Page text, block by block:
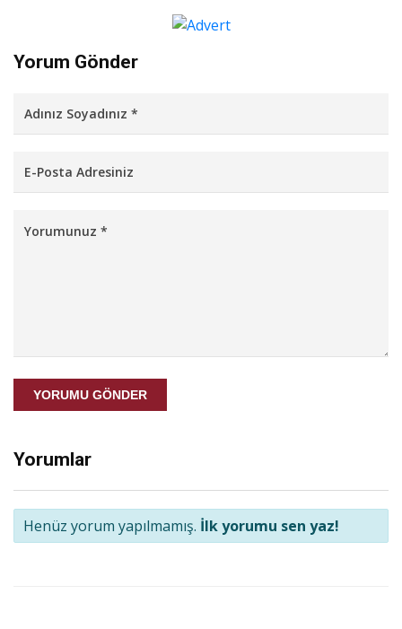
Yorum Gönder
YORUMU GÖNDER
Yorumlar
Henüz yorum yapılmamış. İlk yorumu sen yaz!